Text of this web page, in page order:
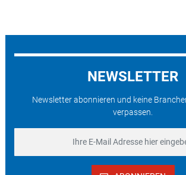
NEWSLETTER
Newsletter abonnieren und keine
verpassen.